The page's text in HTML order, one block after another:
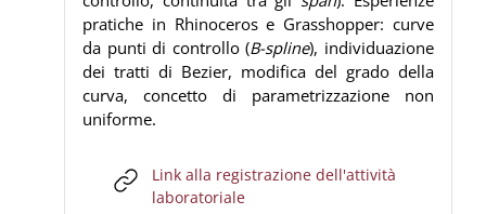
pratiche in Rhinoceros e Grasshopper: curve
da punti di controllo (B-spline), individuazione
dei tratti di Bezier, modifica del grado della
curva, concetto di parametrizzazione non
uniforme.
Link alla registrazione dell'attività
laboratorialeURL